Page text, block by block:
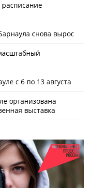
расписание
снова вырос
с 6 по 13 августа
организована
выставка